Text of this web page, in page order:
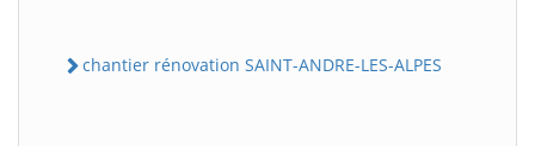
chantier rénovation SAINT-ANDRE-LES-ALPES